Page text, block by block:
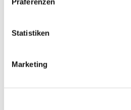
Statistiken
Marketing